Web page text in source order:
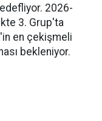
2026-
3. Grup'ta
en çekişmeli
bekleniyor.